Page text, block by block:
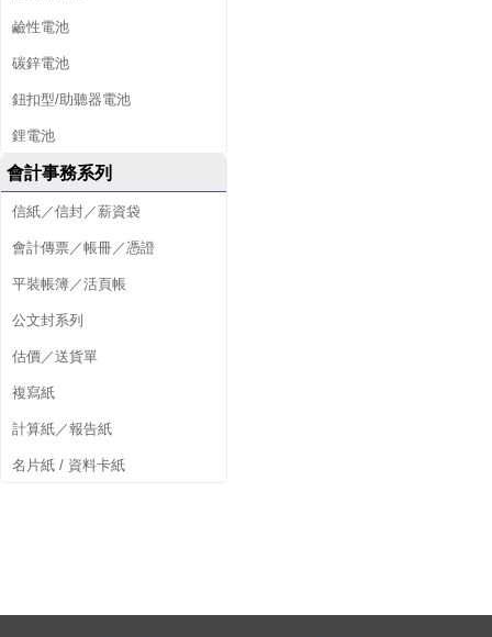
鹼性電池
碳鋅電池
鈕扣型/助聽器電池
鋰電池
會計事務系列
信紙／信封／薪資袋
會計傳票／帳冊／憑證
平裝帳簿／活頁帳
公文封系列
估價／送貨單
複寫紙
計算紙／報告紙
名片紙 / 資料卡紙